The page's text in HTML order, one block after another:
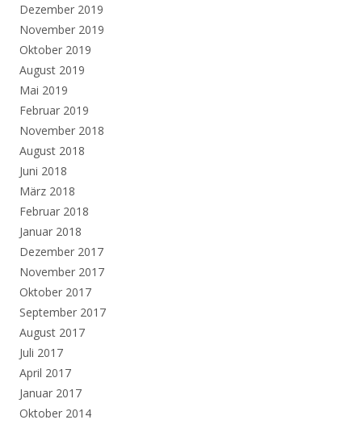
Dezember 2019
November 2019
Oktober 2019
August 2019
Mai 2019
Februar 2019
November 2018
August 2018
Juni 2018
März 2018
Februar 2018
Januar 2018
Dezember 2017
November 2017
Oktober 2017
September 2017
August 2017
Juli 2017
April 2017
Januar 2017
Oktober 2014